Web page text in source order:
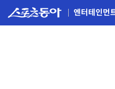
엔터테인먼